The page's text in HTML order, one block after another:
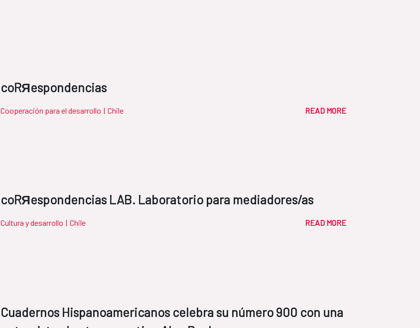
coRЯespondencias
Cooperación para el desarrollo | Chile READ MORE
coRЯespondencias LAB. Laboratorio para mediadores/as
Cultura y desarrollo | Chile READ MORE
Cuadernos Hispanoamericanos celebra su número 900 con una